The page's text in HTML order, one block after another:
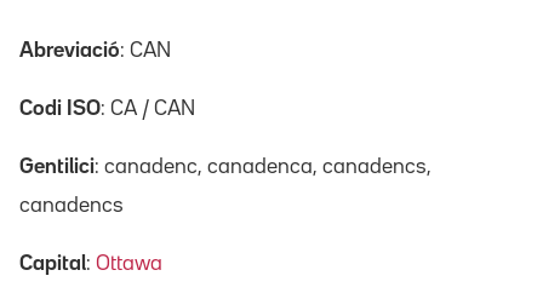
Abreviació: CAN
Codi ISO: CA / CAN
Gentilici: canadenc, canadenca, canadencs,
canadencs
Capital: Ottawa